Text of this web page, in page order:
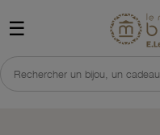
☰
Rechercher un bijou, un